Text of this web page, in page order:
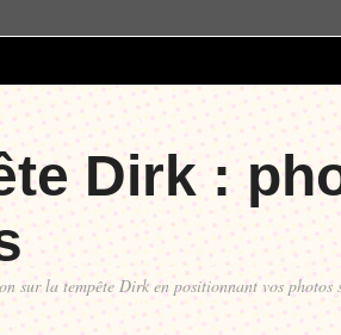
Dirk :
sur la tempête Dirk en positionnant vos photos